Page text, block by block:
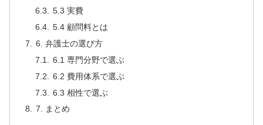
5.3 実費
5.4 顧問料とは
6. 弁護士の選び方
6.1 専門分野で選ぶ
6.2 費用体系で選ぶ
6.3 相性で選ぶ
7. まとめ